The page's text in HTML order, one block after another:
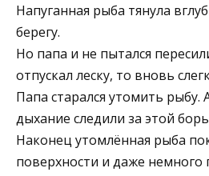
Напуганная рыба тянула
берегу.
Но папа и не пытался
отпускал леску, то вновь
Папа старался утомить
дыхание следили за этой
Наконец утомлённая рыба
поверхности и даже немного